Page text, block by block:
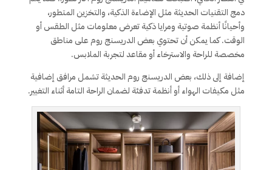
دمج التقنيات الحديثة مثل الإضاءة الذكية، والتخزين المتطور،
وأحيانًا أنظمة صوتية ومرايا ذكية تعرض معلومات مثل الطقس أو
الوقت. كما يمكن أن تحتوي بعض الدريسنج روم على مناطق
مخصصة للراحة والاسترخاء أو مقاعد لتجربة الملابس.
إضافة إلى ذلك، بعض الدريسنج روم الحديثة تشمل مرافق إضافية
مثل مكيفات الهواء أو أنظمة تدفئة لضمان الراحة التامة أثناء التغيير.